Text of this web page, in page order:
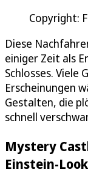
Copyright:
Diese
einiger Zeit als
Schlosses. Viele
Erscheinungen
Gestalten, die
schnell
Mystery
Einstein-Look